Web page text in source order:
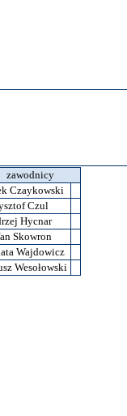
zawodnicy
Czaykowski
Czul
Hycnar
Skowron
Wajdowicz
Wesołowski